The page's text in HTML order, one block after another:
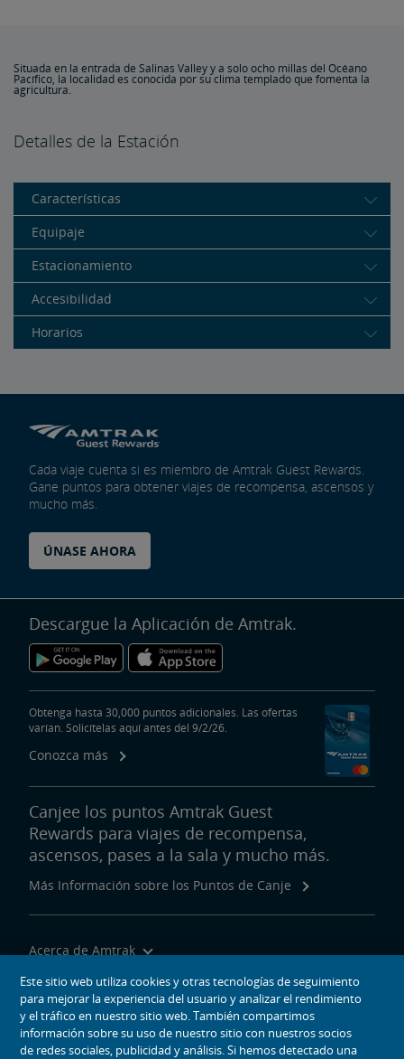
Situada en la entrada de Salinas Valley y a solo ocho millas del Océano
Pacífico, la localidad es conocida por su clima templado que fomenta la
agricultura.
Detalles de la Estación
Características
Equipaje
Estacionamiento
Accesibilidad
Horarios
Cada viaje cuenta si es miembro de Amtrak Guest Rewards.
Gane puntos para obtener viajes de recompensa, ascensos y
mucho más.
ÚNASE AHORA
Descargue la Aplicación de Amtrak.
Obtenga hasta 30,000 puntos adicionales. Las ofertas
varían. Solicítelas aquí antes del 9/2/26.
Conozca más
Canjee los puntos Amtrak Guest
Rewards para viajes de recompensa,
ascensos, pases a la sala y mucho más.
Más Información sobre los Puntos de Canje
Acerca de Amtrak
Viajar con Nosotros
Herramientas del Sitio
Este sitio web utiliza cookies y otras tecnologías de seguimiento
para mejorar la experiencia del usuario y analizar el rendimiento
y el tráfico en nuestro sitio web. También compartimos
información sobre su uso de nuestro sitio con nuestros socios
de redes sociales, publicidad y análisis. Si hemos detectado una